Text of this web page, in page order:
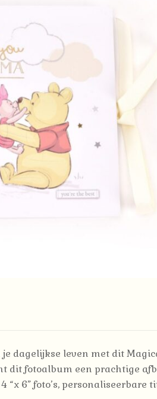
je dagelijkse leven met dit
fotoalbum een prachtige
6” foto’s,